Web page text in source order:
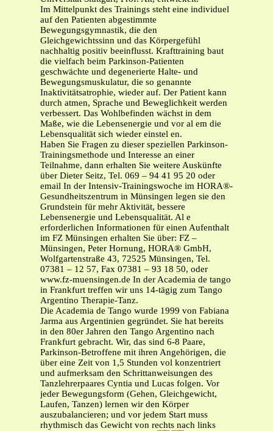
Im Mittelpunkt des Trainings steht eine individuel
auf den Patienten abgestimmte
Bewegungsgymnastik, die den
Gleichgewichtssinn und das Körpergefühl
nachhaltig positiv beeinflusst. Krafttraining baut
die vielfach beim Parkinson-Patienten
geschwächte und degenerierte Halte- und
Bewegungsmuskulatur, die so genannte
Inaktivitätsatrophie, wieder auf. Der Patient kann
durch atmen, Sprache und Beweglichkeit werden
verbessert. Das Wohlbefinden wächst in dem
Maße, wie die Lebensenergie und vor al em die
Lebensqualität sich wieder einstel en.
Haben Sie Fragen zu dieser speziellen Parkinson-
Trainingsmethode und Interesse an einer
Teilnahme, dann erhalten Sie weitere Auskünfte
über Dieter Seitz, Tel. 069 – 94 41 95 20 oder
email In der Intensiv-Trainingswoche im HORA®-
Gesundheitszentrum in Münsingen legen sie den
Grundstein für mehr Aktivität, bessere
Lebensenergie und Lebensqualität. Al e
erforderlichen Informationen für einen Aufenthalt
im FZ Münsingen erhalten Sie über: FZ –
Münsingen, Peter Hornung, HORA® GmbH,
Wolfgartenstraße 43, 72525 Münsingen, Tel.
07381 – 12 57, Fax 07381 – 93 18 50, oder
www.fz-muensingen.de In der Academia de tango
in Frankfurt treffen wir uns 14-tägig zum Tango
Argentino Therapie-Tanz.
Die Academia de Tango wurde 1999 von Fabiana
Jarma aus Argentinien gegründet. Sie hat bereits
in den 80er Jahren den Tango Argentino nach
Frankfurt gebracht. Wir, das sind 6-8 Paare,
Parkinson-Betroffene mit ihren Angehörigen, die
über eine Zeit von 1,5 Stunden vol konzentriert
und aufmerksam den Schrittanweisungen des
Tanzlehrerpaares Cyntia und Lucas folgen. Vor
jeder Bewegungsform (Gehen, Gleichgewicht,
Laufen, Tanzen) lernen wir den Körper
auszubalancieren; und vor jedem Start muss
rhythmisch das Gewicht von rechts nach links